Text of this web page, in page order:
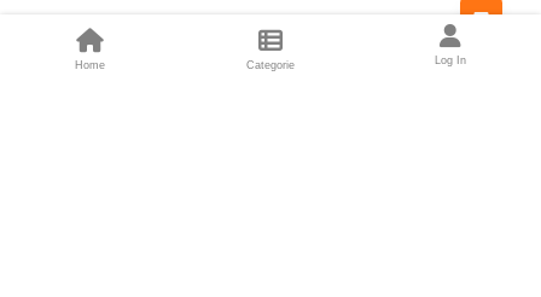
Home Categorie Log In